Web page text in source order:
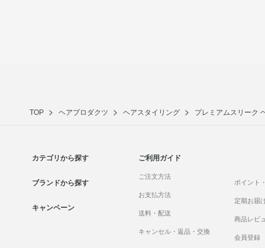
TOP ヘアプロダクツ ヘアスタイリング プレミアムスリーク
カテゴリから探す
ブランドから探す
キャンペーン
ご利用ガイド
ご注文方法
お支払方法
送料・配送
キャンセル・返品・交換
ポイント
定期お届
商品レビ
会員登録